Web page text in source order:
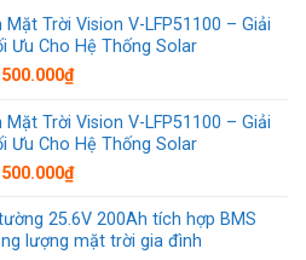
Trời Vision V-LFP51100 – Giải
Ưu Cho Hệ Thống Solar
₫
Trời Vision V-LFP51100 – Giải
Ưu Cho Hệ Thống Solar
₫
25.6V 200Ah tích hợp BMS
lượng mặt trời gia đình